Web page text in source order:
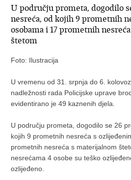
U području prometa, dogodilo
nesreća, od kojih 9 prometnih
osobama i 17 prometnih
štetom
Foto: Ilustracija
U vremenu od 31. srpnja do 6.
nadležnosti rada Policijske uprave
evidentirano je 49 kaznenih djela.
U području prometa, dogodilo se 26
kojih 9 prometnih nesreća s
prometnih nesreća s materijalnom
nesrećama 4 osobe su teško
ozlijeđeno.